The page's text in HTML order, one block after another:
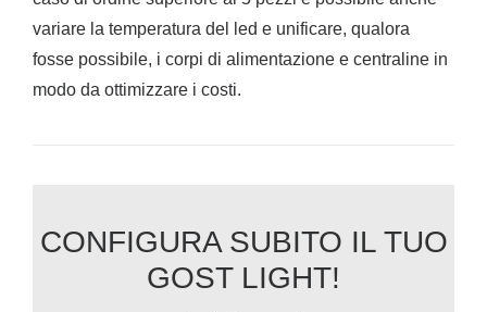
variare la temperatura del led e unificare, qualora
fosse possibile, i corpi di alimentazione e centraline in
modo da ottimizzare i costi.
CONFIGURA SUBITO IL TUO
GOST LIGHT!